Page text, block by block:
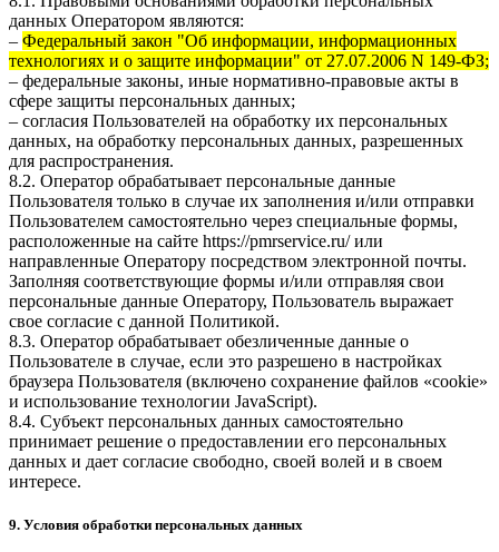
данных Оператором являются:
– Федеральный закон "Об информации, информационных
технологиях и о защите информации" от 27.07.2006 N 149-ФЗ;
– федеральные законы, иные нормативно-правовые акты в
сфере защиты персональных данных;
– согласия Пользователей на обработку их персональных
данных, на обработку персональных данных, разрешенных
для распространения.
8.2. Оператор обрабатывает персональные данные
Пользователя только в случае их заполнения и/или отправки
Пользователем самостоятельно через специальные формы,
расположенные на сайте https://pmrservice.ru/или
направленные Оператору посредством электронной почты.
Заполняя соответствующие формы и/или отправляя свои
персональные данные Оператору, Пользователь выражает
свое согласие с данной Политикой.
8.3. Оператор обрабатывает обезличенные данные о
Пользователе в случае, если это разрешено в настройках
браузера Пользователя (включено сохранение файлов «cookie»
и использование технологии JavaScript).
8.4. Субъект персональных данных самостоятельно
принимает решение о предоставлении его персональных
данных и дает согласие свободно, своей волей и в своем
интересе.
9. Условия обработки персональных данных